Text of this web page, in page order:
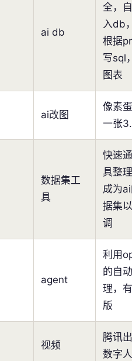
ai db
全，
入db
根据
写sql
图表
ai改图
像素
一张
数据集工
具
快速
具整
成为
据集
调
agent
利用
的自
理，
版
视频
腾讯
数字